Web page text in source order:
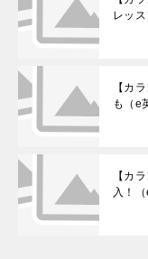
レッ
【カ
も（e
【カ
入！